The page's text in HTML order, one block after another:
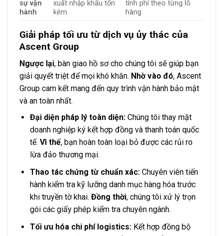
sự vận
hành
xuất nhập khẩu tốn
kém
tính phí theo từng lô
hàng
Giải pháp tối ưu từ dịch vụ ủy thác của
Ascent Group
Ngược lại, bàn giao hồ sơ cho chúng tôi sẽ giúp bạn
giải quyết triệt để mọi khó khăn. Nhờ vào đó, Ascent
Group cam kết mang đến quy trình vận hành bảo mật
và an toàn nhất.
Đại diện pháp lý toàn diện:Chúng tôi thay mặt
doanh nghiệp ký kết hợp đồng và thanh toán quốc
tế. Vì thế, bạn hoàn toàn loại bỏ được các rủi ro
lừa đảo thương mại.
Thao tác chứng từ chuẩn xác:Chuyên viên tiến
hành kiểm tra kỹ lưỡng danh mục hàng hóa trước
khi truyền tờ khai. Đồng thời, chúng tôi xử lý trọn
gói các giấy phép kiểm tra chuyên ngành.
Tối ưu hóa chi phí logistics:Kết hợp đồng bộ